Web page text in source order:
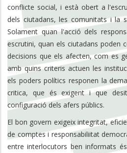
conflicte social, i està obert a
dels ciutadans, les comunitats i la
Solament quan l'acció dels
escrutini, quan els ciutadans poden
decisions que els afecten, com es
amb quins criteris actuen les
els poders polítics responen la
critica, que és exigent i que
configuració dels afers públics.
El bon govern exigeix integritat,
de comptes i responsabiliitat
entre interlocutors ben informats